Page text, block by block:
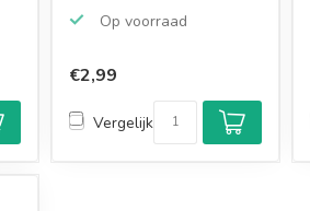
Op voorraad
€2,99
Vergelijk